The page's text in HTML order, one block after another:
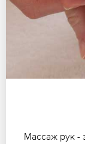
Массаж рук -